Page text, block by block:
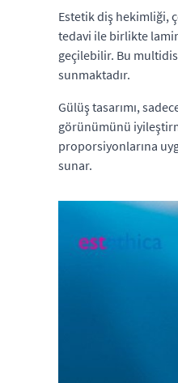
Estetik diş hekimliği,
tedavi ile birlikte
geçilebilir. Bu
sunmaktadır.
Gülüş tasarımı,
görünümünü
proporsiyonlarına
sunar.